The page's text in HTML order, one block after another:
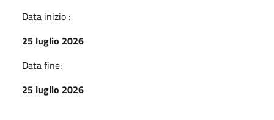
Data inizio :
25 luglio 2026
Data fine:
25 luglio 2026